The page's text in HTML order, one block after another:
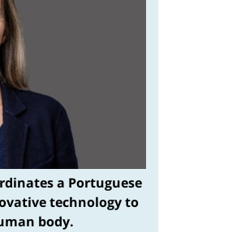
a Portuguese
technology to
body.